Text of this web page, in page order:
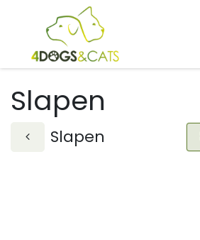
Overslaan naar inhoud
Slapen
Slapen